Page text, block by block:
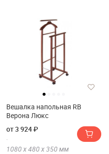
Вешалка напольная RB
Верона Люкс
от 3 924 ₽
1080 х480 х350 мм